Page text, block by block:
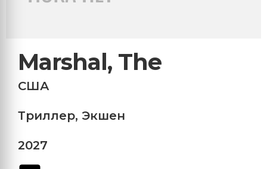
Marshal, The
США
Триллер, Экшен
2027